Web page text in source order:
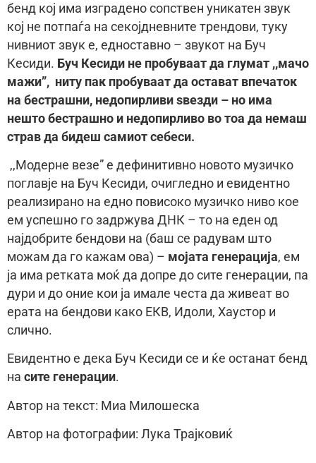
бенд кој има изградено сопствен уникатен звук
кој не потпаѓа нa секојдневните трендови, туку
нивниот звук е, едноставно – звукот на Буч
Кесиди. Буч Кесиди не пробуваат да глумат ,,мачо
мажи”, ниту пак пробуваат да остават впечаток
на бестрашни, недопирливи ѕвезди – но има
нешто бестрашно и недопирливо во тоа да немаш
страв да бидеш самиот себеси.
,,Модерне везе” е дефинитивно новото музичко
поглавје на Буч Кесиди, очигледно и евидентно
реализирано на едно повисоко музичко ниво кое
ем успешно го задржува ДНК – то на еден од
најдобрите бендови на (баш се радувам што
можам да го кажам ова) – мојата генерација, eм
ја има ретката моќ да допре до сите генерации, па
дури и до оние кои ја имале честа да живеат во
ерата на бендови како ЕКВ, Идоли, Хаустор и
слично.
Евидентно е дека Буч Кесиди се и ќе останат бенд
на сите генерации.
Автор на текст: Миа Милошеска
Автор на фотографии: Лука Трајковиќ